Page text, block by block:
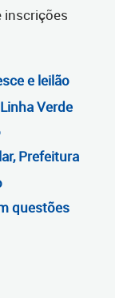
inscrições
e leilão
Verde
Prefeitura
questões